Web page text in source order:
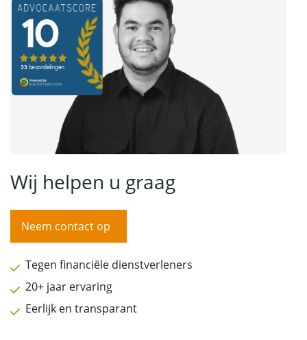
Wij helpen u graag
Neem contact op
Tegen financiële dienstverleners
20+ jaar ervaring
Eerlijk en transparant